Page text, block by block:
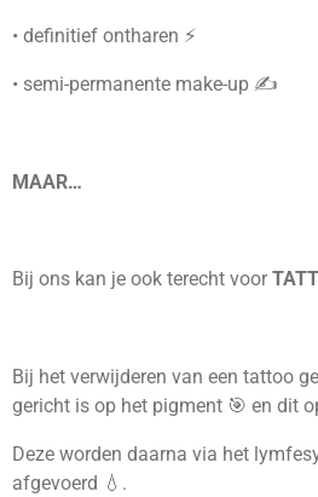
• definitief ontharen ⚡
• semi-permanente make-up ✍️
MAAR…
Bij ons kan je ook terecht voor
Bij het verwijderen van een tattoo
gericht is op het pigment 🎯 en dit
Deze worden daarna via het
afgevoerd 💧.